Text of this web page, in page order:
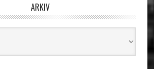
ARKIV